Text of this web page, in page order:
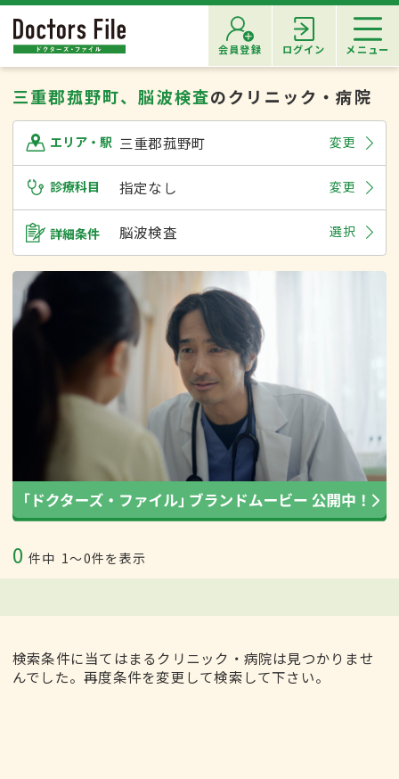
会員登録 ログイン メニュー
三重郡菰野町、脳波検査のクリニック・病院
エリア・駅 三重郡菰野町 変更
診療科目 指定なし 変更
詳細条件 脳波検査 選択
0 件中 1〜0件を表示
検索条件に当てはまるクリニック・病院は見つかりませ
んでした。再度条件を変更して検索して下さい。